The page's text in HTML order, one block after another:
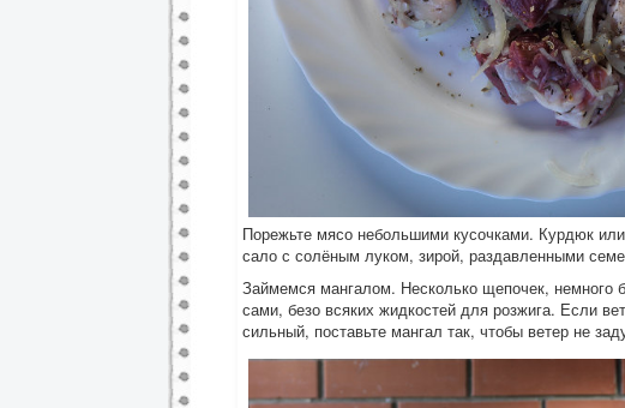
Порежьте мясо небольшими кусочками. Курдюк
сало с солёным луком, зирой, раздавленными
Займемся мангалом. Несколько щепочек, немного
сами, безо всяких жидкостей для розжига. Если
сильный, поставьте мангал так, чтобы ветер не